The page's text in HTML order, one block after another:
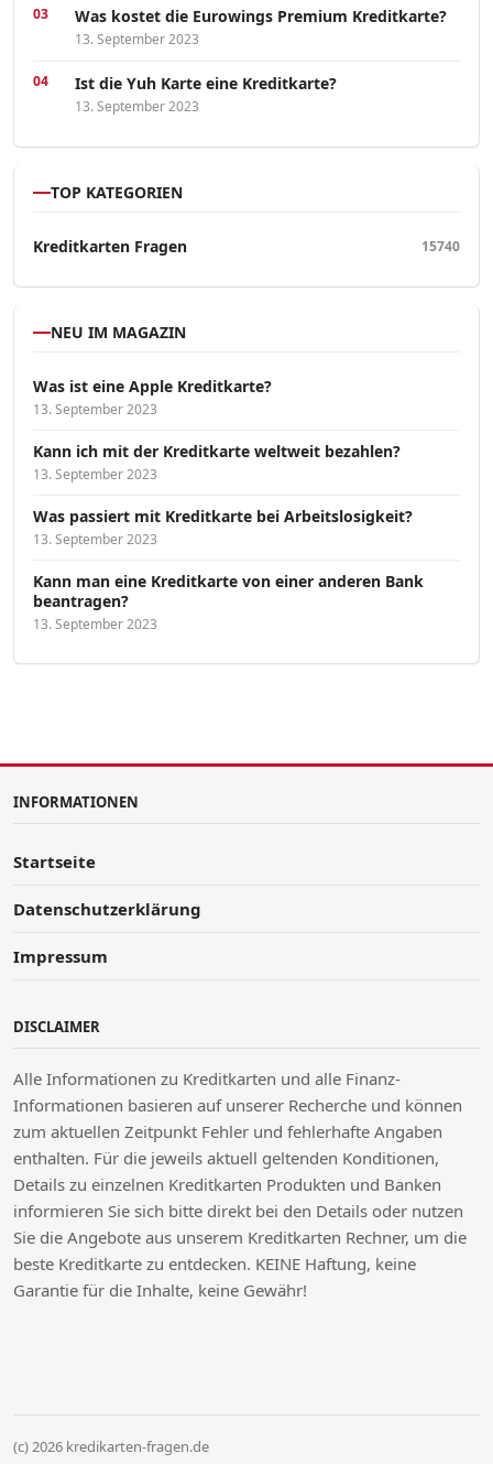
Was kostet die Eurowings Premium Kreditkarte?
13. September 2023
Ist die Yuh Karte eine Kreditkarte?
13. September 2023
TOP KATEGORIEN
Kreditkarten Fragen 15740
NEU IM MAGAZIN
Was ist eine Apple Kreditkarte?
13. September 2023
Kann ich mit der Kreditkarte weltweit bezahlen?
13. September 2023
Was passiert mit Kreditkarte bei Arbeitslosigkeit?
13. September 2023
Kann man eine Kreditkarte von einer anderen Bank
beantragen?
13. September 2023
INFORMATIONEN
Startseite
Datenschutzerklärung
Impressum
DISCLAIMER
Alle Informationen zu Kreditkarten und alle Finanz-
Informationen basieren auf unserer Recherche und können
zum aktuellen Zeitpunkt Fehler und fehlerhafte Angaben
enthalten. Für die jeweils aktuell geltenden Konditionen,
Details zu einzelnen Kreditkarten Produkten und Banken
informieren Sie sich bitte direkt bei den Details oder nutzen
Sie die Angebote aus unserem Kreditkarten Rechner, um die
beste Kreditkarte zu entdecken. KEINE Haftung, keine
Garantie für die Inhalte, keine Gewähr!
(c) 2026 kredikarten-fragen.de